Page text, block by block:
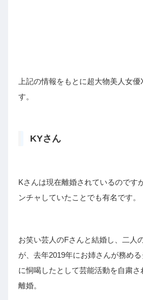
上記の情報をもとに超大物美人女
す。
KYさん
Kさんは現在離婚されているのです
ンチャしていたことでも有名です。
お笑い芸人のFさんと結婚し、二人
が、去年2019年にお姉さんが務め
に恫喝したとして芸能活動を自粛
離婚。